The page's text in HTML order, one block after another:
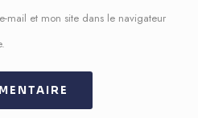
mail et mon site dans le navigateur